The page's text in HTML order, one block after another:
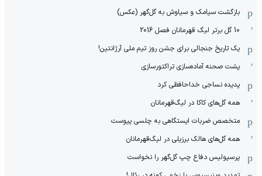
بازگشت سیامک و سیاوش به گل‌گهر (عکس)
10 گل برتر لیگ قهرمانان فصل 2016
یک تاریخ جنجالی برای جشن روز تیم ملی آرژانتین!
پشت صحنه آماده‌سازی تراکتورسازی
پدیده نساجی خداحافظی کرد
همه گل‌های کاکا در لیگ‌قهرمانان
متخصص ضربات ایستگاهی به چلسی پیوست
همه گل‌های هالک برزیلی در لیگ‌قهرمانان
پرسپولیس دفاع چپ گل‌گهر را نخواست